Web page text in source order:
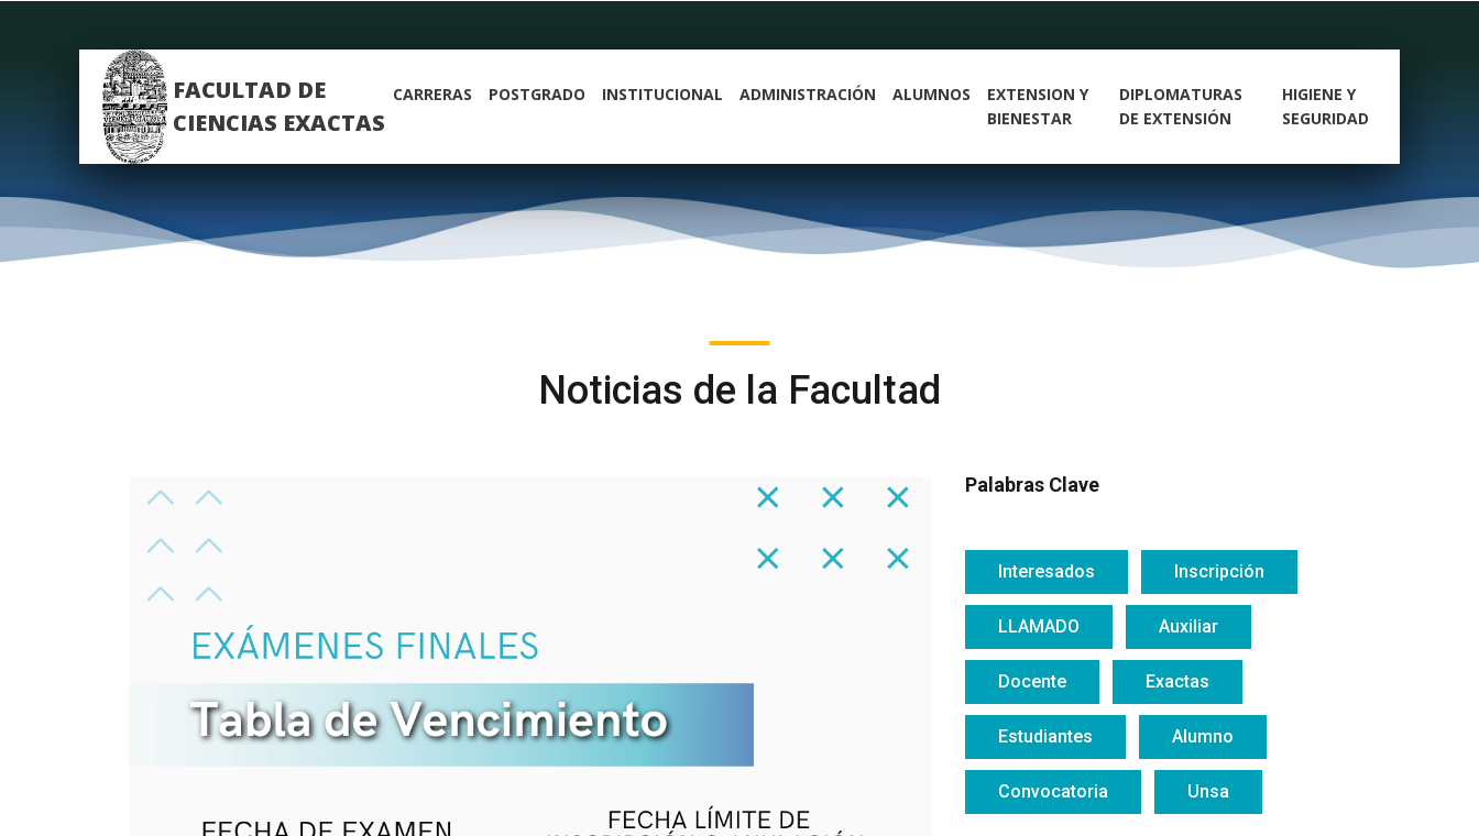
FACULTAD DE
CIENCIAS EXACTAS
CARRERAS POSTGRADO INSTITUCIONAL ADMINISTRACIÓN ALUMNOS
EXTENSION Y
BIENESTAR
DIPLOMATURAS
DE EXTENSIÓN
HIGIENE Y
SEGURIDAD
Noticias de la Facultad
Palabras Clave
Interesados Inscripción
LLAMADO Auxiliar
Docente Exactas
Estudiantes Alumno
Convocatoria Unsa